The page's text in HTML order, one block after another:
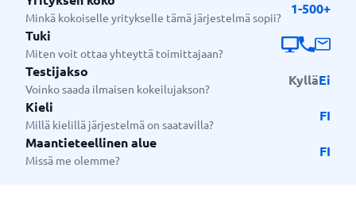
Minkä kokoiselle yritykselle tämä järjestelmä sopii?
1-500+
Tuki
Miten voit ottaa yhteyttä toimittajaan?
Testijakso
Voinko saada ilmaisen kokeilujakson?
KylläEi
Kieli
Millä kielillä järjestelmä on saatavilla?
FI
Maantieteellinen alue
Missä me olemme?
FI